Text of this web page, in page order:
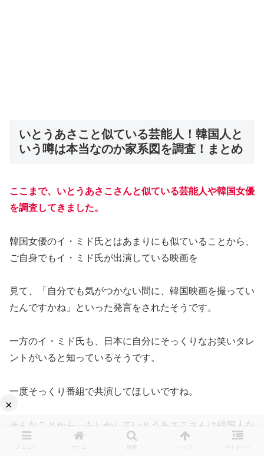
いとうあさこと似ている芸能人！韓国人と
いう噂は本当なのか家系図を調査！まとめ
ここまで、いとうあさこさんと似ている芸能人や韓国女優
を調査してきました。
韓国女優のイ・ミド氏とはあまりにも似ていることから、
ご自身でもイ・ミド氏が出演している映画を
見て、「自分でも気がつかない間に、韓国映画を撮ってい
たんですかね」といった発言をされたそうです。
一方のイ・ミド氏も、日本に自分にそっくりなお笑いタレ
ントがいると知っているそうです。
一度そっくり番組で共演してほしいですね。
そんなことから、もしかしていとうあさこさんは韓国人な
のか、はたまた韓国人のハーフやクォーターなのかと思い
メニュー ホーム 検索 トップ サイドバー
×